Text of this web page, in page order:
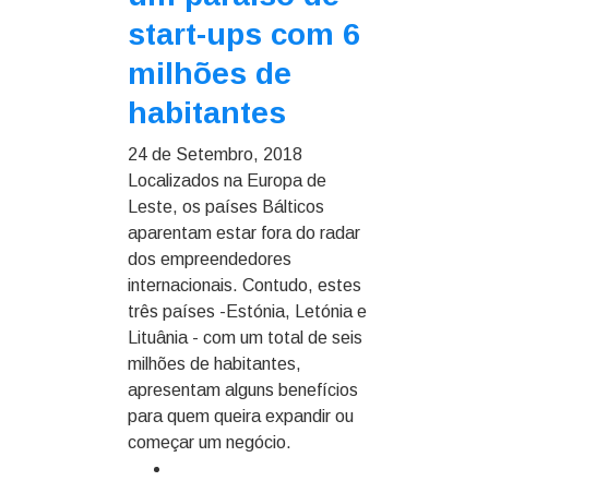
start-ups com 6
milhões de
habitantes
24 de Setembro, 2018
Localizados na Europa de
Leste, os países Bálticos
aparentam estar fora do radar
dos empreendedores
internacionais. Contudo, estes
três países -Estónia, Letónia e
Lituânia - com um total de seis
milhões de habitantes,
apresentam alguns benefícios
para quem queira expandir ou
começar um negócio.